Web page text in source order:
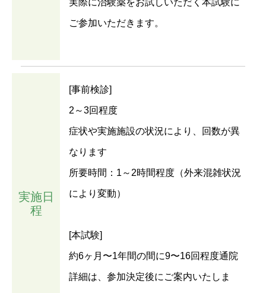
実際に治験薬をお試しいただく本試験に
ご参加いただきます。
実施日
程
[事前検診]
2～3回程度
症状や実施施設の状況により、回数が異
なります
所要時間：1～2時間程度（外来混雑状況
により変動）
[本試験]
約6ヶ月〜1年間の間に9〜16回程度通院
詳細は、参加決定後にご案内いたしま